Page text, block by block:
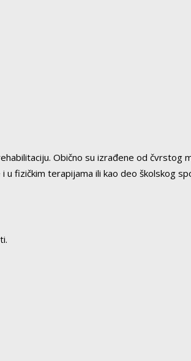
Obično su izrađene od čvrstog
fizičkim terapijama ili kao deo školskog